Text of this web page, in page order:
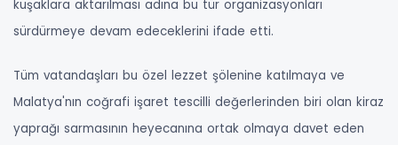
kuşaklara aktarılması adına bu tür organizasyonları
sürdürmeye devam edeceklerini ifade etti.
Tüm vatandaşları bu özel lezzet şölenine katılmaya ve
Malatya'nın coğrafi işaret tescilli değerlerinden biri olan kiraz
yaprağı sarmasının heyecanına ortak olmaya davet eden